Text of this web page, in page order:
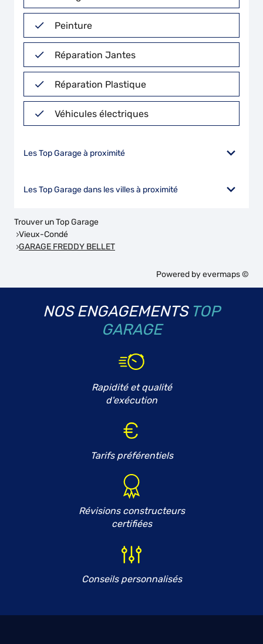
Peinture
Réparation Jantes
Réparation Plastique
Véhicules électriques
Les Top Garage à proximité
Les Top Garage dans les villes à proximité
Trouver un Top Garage
Vieux-Condé
GARAGE FREDDY BELLET
Powered byevermaps ©
NOS ENGAGEMENTS TOP
GARAGE
Rapidité et qualité
d'exécution
Tarifs préférentiels
Révisions constructeurs
certifiées
Conseils personnalisés